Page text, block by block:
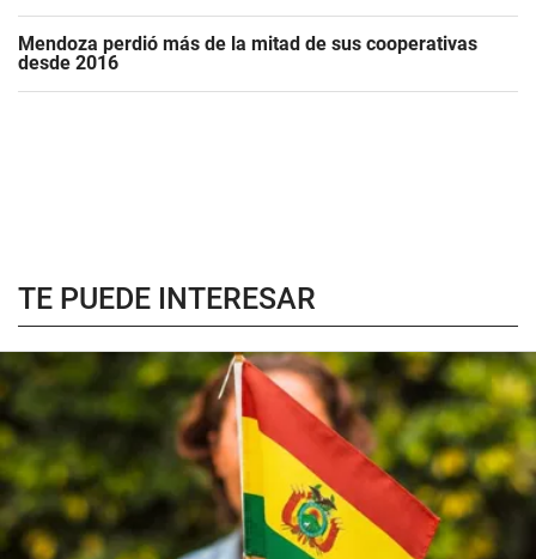
Mendoza perdió más de la mitad de sus cooperativas
desde 2016
TE PUEDE INTERESAR